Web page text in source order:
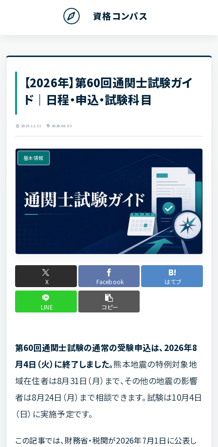
資格コンパス
【2026年】第60回通関士試験ガイ
ド｜日程・申込・試験科目
基本情報
X Facebook はてブ
LINE コピー
2025.12.21 2026.08.05
第60回通関士試験の通常の受験申込は、2026年8
月4日（火）に終了しました。熊本地震の特例対象地
域在住者は8月31日（月）まで、その他の地震の影響
者は8月24日（月）まで相談できます。試験は10月4日
（日）に実施予定です。
この記事では、財務省・税関が2026年7月1日に公表し